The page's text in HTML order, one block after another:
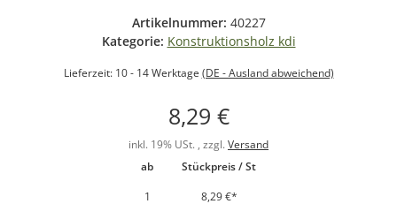
Artikelnummer: 40227
Kategorie: Konstruktionsholz kdi
Lieferzeit: 10 - 14 Werktage (DE - Ausland abweichend)
8,29 €
inkl. 19% USt. , zzgl. Versand
ab
Stückpreis / St
1
8,29 €*